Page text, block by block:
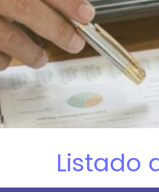
Listado